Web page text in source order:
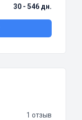
30 - 546 дн.
1 отзыв